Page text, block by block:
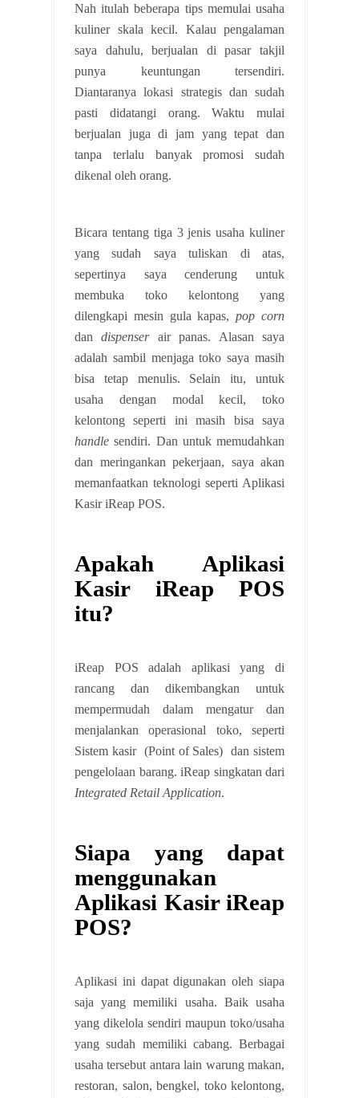
Nah itulah beberapa tips memulai usaha
kuliner skala kecil. Kalau pengalaman
saya dahulu, berjualan di pasar takjil
punya keuntungan tersendiri.
Diantaranya lokasi strategis dan sudah
pasti didatangi orang. Waktu mulai
berjualan juga di jam yang tepat dan
tanpa terlalu banyak promosi sudah
dikenal oleh orang.
Bicara tentang tiga 3 jenis usaha kuliner
yang sudah saya tuliskan di atas,
sepertinya saya cenderung untuk
membuka toko kelontong yang
dilengkapi mesin gula kapas,pop corn
dandispenserair panas. Alasan saya
adalah sambil menjaga toko saya masih
bisa tetap menulis. Selain itu, untuk
usaha dengan modal kecil, toko
kelontong seperti ini masih bisa saya
handle sendiri. Dan untuk memudahkan
dan meringankan pekerjaan, saya akan
memanfaatkan teknologi seperti Aplikasi
Kasir iReap POS.
Apakah Aplikasi
Kasir iReap POS
itu?
iReap POS adalah aplikasi yang di
rancang dan dikembangkan untuk
mempermudah dalam mengatur dan
menjalankan operasional toko, seperti
Sistem kasir (Point of Sales) dan sistem
pengelolaan barang. iReap singkatan dari
Integrated Retail Application.
Siapa yang dapat
menggunakan
Aplikasi Kasir iReap
POS?
Aplikasi ini dapat digunakan oleh siapa
saja yang memiliki usaha. Baik usaha
yang dikelola sendiri maupun toko/usaha
yang sudah memiliki cabang. Berbagai
usaha tersebut antara lain warung makan,
restoran, salon, bengkel, toko kelontong,